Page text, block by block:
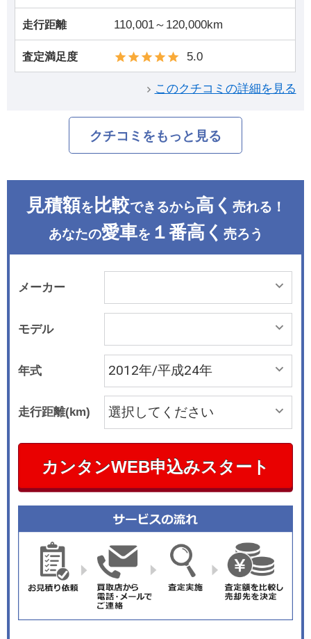
走行距離 110,001～120,000km
査定満足度 5.0
このクチコミの詳細を見る
クチコミをもっと見る
見積額を 比較できるから高く 売れる！
あなたの愛車を １番高く 売ろう
メーカー
モデル
年式
走行距離(km)
カンタンWEB申込みスタート